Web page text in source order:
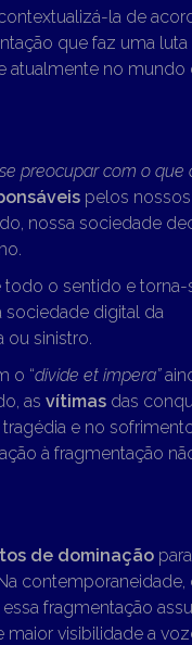
la de
que faz uma luta
atualmente no mundo
preocupar com o que
pelos nossos
nossa sociedade
todo o sentido e torna-
sociedade digital da
ou sinistro.
o “divide et impera”
as vítimasdas
e no
à fragmentação
de dominaçãopara
contemporaneidade,
fragmentação
visibilidade a